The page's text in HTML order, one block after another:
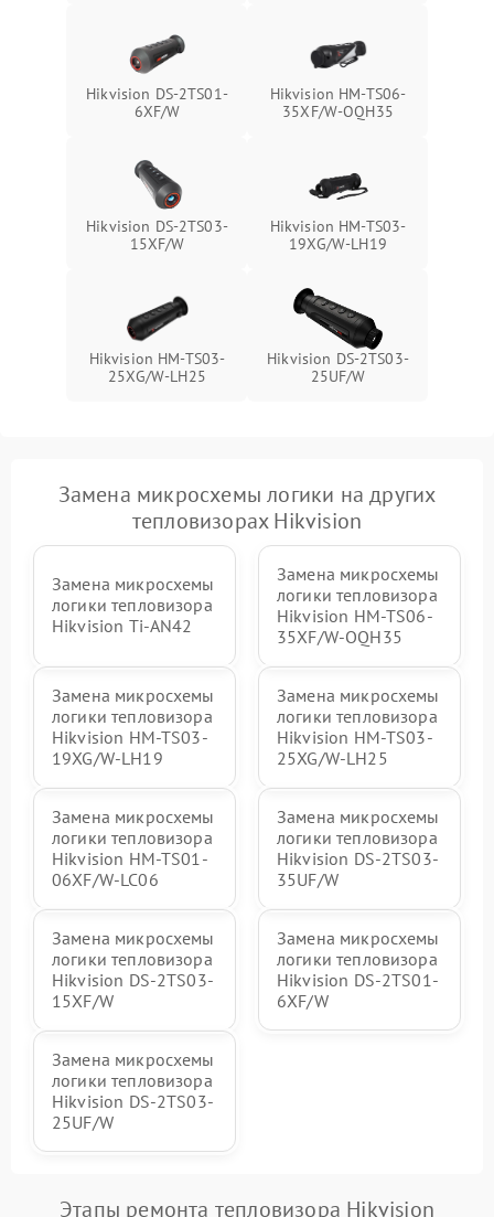
Hikvision DS-2TS01-
6XF/W
Hikvision HM-TS06-
35XF/W-OQH35
Hikvision DS-2TS03-
15XF/W
Hikvision HM-TS03-
19XG/W-LH19
Hikvision HM-TS03-
25XG/W-LH25
Hikvision DS-2TS03-
25UF/W
Замена микросхемы логики на других
тепловизорах Hikvision
Замена микросхемы
логики тепловизора
Hikvision Ti-AN42
Замена микросхемы
логики тепловизора
Hikvision HM-TS06-
35XF/W-OQH35
Замена микросхемы
логики тепловизора
Hikvision HM-TS03-
19XG/W-LH19
Замена микросхемы
логики тепловизора
Hikvision HM-TS03-
25XG/W-LH25
Замена микросхемы
логики тепловизора
Hikvision HM-TS01-
06XF/W-LC06
Замена микросхемы
логики тепловизора
Hikvision DS-2TS03-
35UF/W
Замена микросхемы
логики тепловизора
Hikvision DS-2TS03-
15XF/W
Замена микросхемы
логики тепловизора
Hikvision DS-2TS01-
6XF/W
Замена микросхемы
логики тепловизора
Hikvision DS-2TS03-
25UF/W
Этапы ремонта тепловизора Hikvision